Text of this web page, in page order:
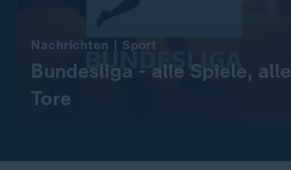
Nachrichten | Sport
Bundesliga - alle Spiele, alle
Tore